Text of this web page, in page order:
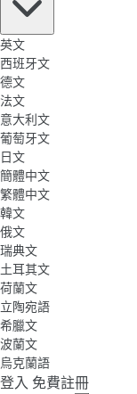
英文
西班牙文
德文
法文
意大利文
葡萄牙文
日文
簡體中文
繁體中文
韓文
俄文
瑞典文
土耳其文
荷蘭文
立陶宛語
希臘文
波蘭文
烏克蘭語
登入 免費註冊